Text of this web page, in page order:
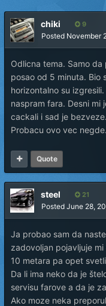
chiki 9
Posted November
Odlicna tema. Samo
posao od 5 minuta. Bio
horizontalno su
naspram fara. Desni mi
cackali i sad je bezveze.
Probacu ovo vec
Quote
steel 21
Posted June 28,
Ja probao sam da
zadovoljan pojavljuje
10 metara pa opet
Da li ima neko da je
servisu farove a da je
Ako moze neka